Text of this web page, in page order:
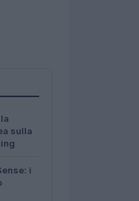
sulla
i